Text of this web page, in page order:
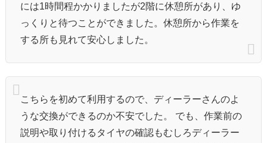
には1時間程かかりましたが2階に休憩所があり、ゆ
っくりと待つことができました。休憩所から作業を
する所も見れて安心しました。
こちらを初めて利用するので、ディーラーさんのよ
うな交換ができるのか不安でした。 でも、作業前の
説明や取り付けるタイヤの確認もむしろディーラー